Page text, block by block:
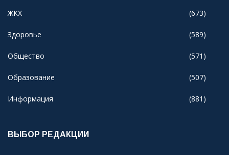
ЖКХ (673)
Здоровье (589)
Общество (571)
Образование (507)
Информация (881)
ВЫБОР РЕДАКЦИИ